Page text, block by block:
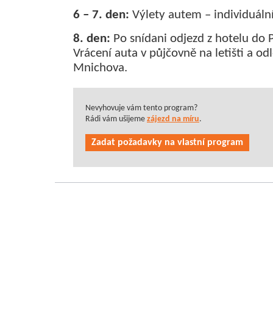
6 – 7. den: Výlety autem –
8. den: Po snídani odjezd z hotelu do
Vrácení auta v půjčovně na letišti a
Mnichova.
Nevyhovuje vám tento program?
Rádi vám ušijeme zájezd na míru.
Zadat požadavky na vlastní program